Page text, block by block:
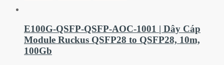
E100G-QSFP-QSFP-AOC-1001 | Dây Cáp
Module Ruckus QSFP28 to QSFP28, 10m,
100Gb